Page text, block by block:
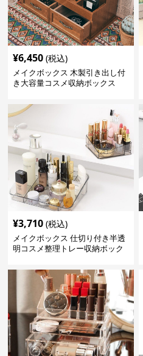
¥6,450 (税込)
メイクボックス 木製引き出し付
き大容量コスメ収納ボックス
¥3,710 (税込)
メイクボックス 仕切り付き半透
明コスメ整理トレー収納ボック